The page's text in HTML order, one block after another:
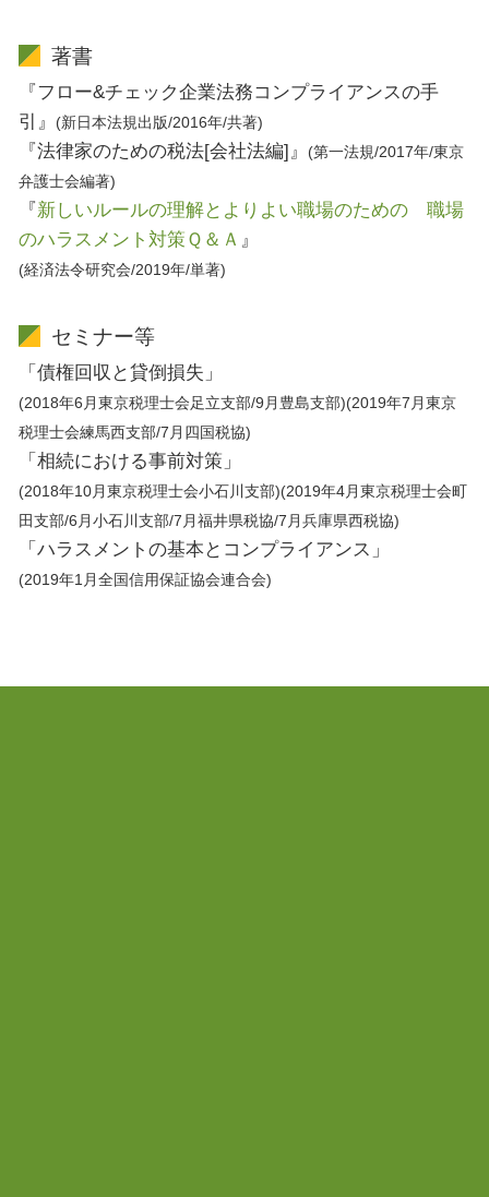
著書
『フロー&チェック企業法務コンプライアンスの手
引』
(新日本法規出版/2016年/共著)
『法律家のための税法[会社法編]』
(第一法規/2017年/東京
弁護士会編著)
『新しいルールの理解とよりよい職場のための 職場
のハラスメント対策Ｑ＆Ａ 』
(経済法令研究会/2019年/単著)
セミナー等
「債権回収と貸倒損失」
(2018年6月東京税理士会足立支部/9月豊島支部)(2019年7月東京
税理士会練馬西支部/7月四国税協)
「相続における事前対策」
(2018年10月東京税理士会小石川支部)(2019年4月東京税理士会町
田支部/6月小石川支部/7月福井県税協/7月兵庫県西税協)
「ハラスメントの基本とコンプライアンス」
(2019年1月全国信用保証協会連合会)